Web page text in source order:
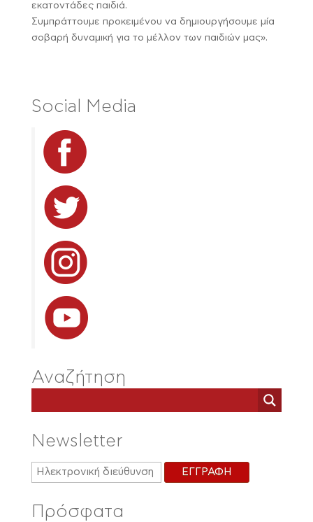
εκατοντάδες παιδιά.
Συμπράττουμε προκειμένου να δημιουργήσουμε μία
σοβαρή δυναμική για το μέλλον των παιδιών μας».
Social Media
Αναζήτηση
Newsletter
Πρόσφατα